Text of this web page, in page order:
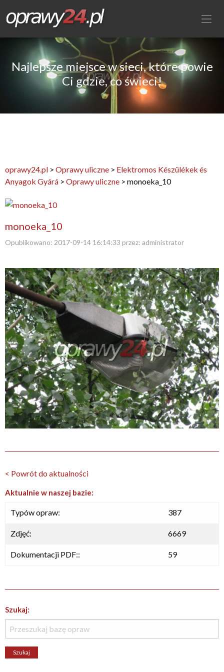
Najlepsze miejsce w sieci, które powie
Ci gdzie, co świeci!
oprawy24.pl > Oprawy uliczne > Elektromos Készülékek és
Anyagok Gyárá > Oprawy uliczne > monoeka_10
monoeka_10
Opublikowano: 2017-09-14 16:14:33 przez: administrator
< Powrót do aktualności
Aktualnie w naszej bazie:
Typów opraw: 387
Zdjęć: 6669
Dokumentacji PDF:: 59
Szukaj: